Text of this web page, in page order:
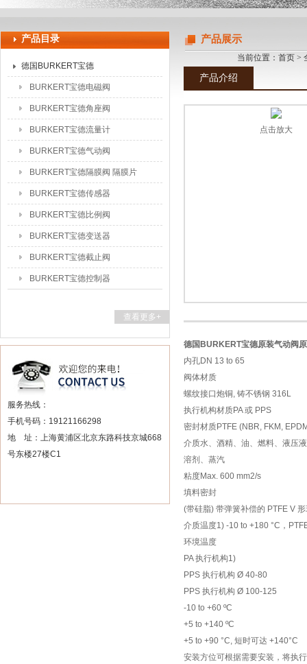
产品目录
德国BURKERT宝德
BURKERT宝德电磁阀
BURKERT宝德角座阀
BURKERT宝德流量计
BURKERT宝德气动阀
BURKERT宝德隔膜阀 隔膜片
BURKERT宝德传感器
BURKERT宝德比例阀
BURKERT宝德变送器
BURKERT宝德截止阀
BURKERT宝德控制器
查看更多+
服务热线：
手机号码：19121166298
地 址：上海黄浦区北京东路科技京城668
号东楼27楼C1
产品展示
当前位置： 首页 >
产品介绍
点击放大
德国BURKERT宝德原装气动阀
内孔DN 13 to 65
阀体材质
螺纹接口炮铜, 铸不锈钢 316L
执行机构材质PA 或 PPS
密封材质PTFE (NBR, FKM,
介质水、酒精、油、燃料、液压
溶剂、蒸汽
粘度Max. 600 mm2/s
填料密封
(带硅脂) 带弹簧补偿的 PTFE V
介质温度1) -10 to +180 °C，
环境温度
PA 执行机构1)
PPS 执行机构 Ø 40-80
PPS 执行机构 Ø 100-125
-10 to +60 ºC
+5 to +140 ºC
+5 to +90 °C, 短时可达 +140°C
安装方位可根据需要安装，将执